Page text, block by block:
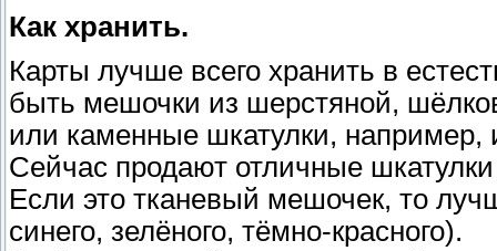
Как хранить.
Карты лучше всего хранить в
быть мешочки из шерстяной,
или каменные шкатулки, например,
Сейчас продают отличные
Если это тканевый мешочек, то
синего, зелёного, тёмно-красного).